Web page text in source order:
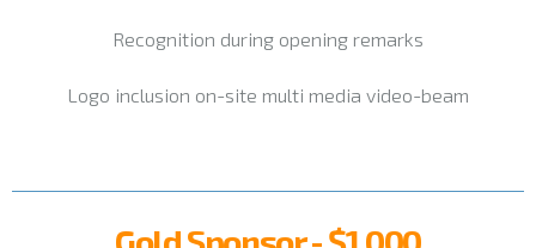
Recognition during opening remarks
Logo inclusion on-site multi media video-beam